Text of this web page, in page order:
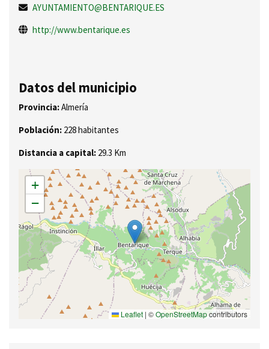
AYUNTAMIENTO@BENTARIQUE.ES
http://www.bentarique.es
Datos del municipio
Provincia:Almería
Población: 228 habitantes
Distancia a capital: 29.3 Km
+
−
Leaflet | ©OpenStreetMapcontributors